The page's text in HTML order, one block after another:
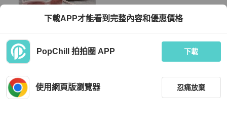
Chanel
限量貓眼 香奈兒 CHANEL 全新 太陽
眼鏡 粉紅與金 墨鏡 台灣櫃上購買
HKD 11,607
下載APP才能看到完整內容和優惠價格
PopChill 拍拍圈 APP 下載
使用網頁版瀏覽器 忍痛放棄